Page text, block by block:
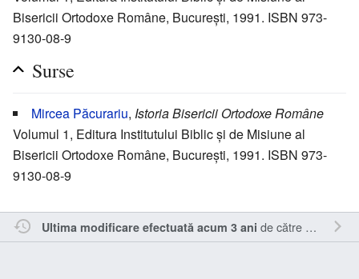
Bisericii Ortodoxe Române, București, 1991. ISBN 973-
9130-08-9
Surse
Mircea Păcurariu, Istoria Bisericii Ortodoxe Române
Volumul 1, Editura Institutului Biblic și de Misiune al
Bisericii Ortodoxe Române, București, 1991. ISBN 973-
9130-08-9
Ultima modificare efectuată acum 3 ani de către RappY.